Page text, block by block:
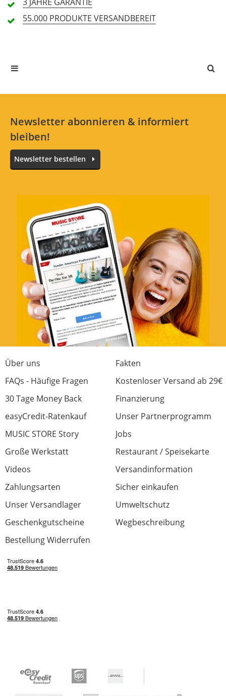
In deiner Sprache gibt es noch keine Textbewertungen.
55.000 PRODUKTE VERSANDBEREIT
Newsletter abonnieren & informiert
bleiben!
Newsletter bestellen
Über uns
Fakten
FAQs - Häufige Fragen
Kostenloser Versand ab 29€
30 Tage Money Back
Finanzierung
easyCredit-Ratenkauf
Unser Partnerprogramm
MUSIC STORE Story
Jobs
Große Werkstatt
Restaurant / Speisekarte
Videos
Versandinformation
Zahlungsarten
Sicher einkaufen
Unser Versandlager
Umweltschutz
Geschenkgutscheine
Wegbeschreibung
Bestellung Widerrufen